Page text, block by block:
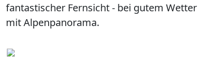
fantastischer Fernsicht - bei gutem Wetter
mit Alpenpanorama.